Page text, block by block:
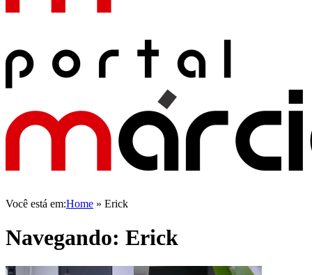
Você está em:Home » Erick
Navegando: Erick